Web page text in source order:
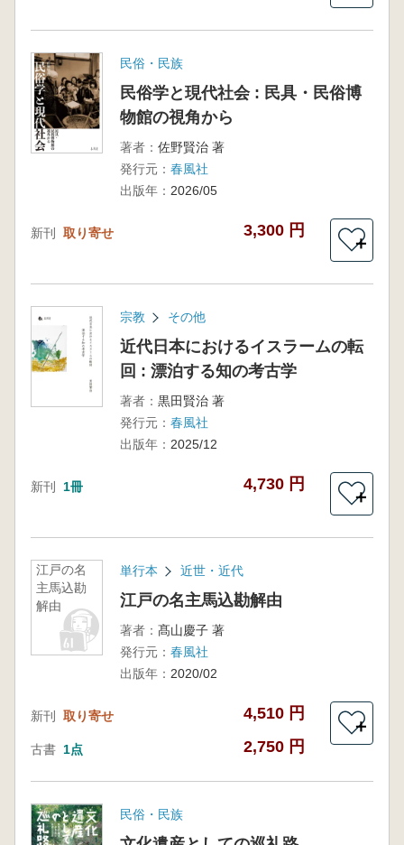
民俗・民族
民俗学と現代社会 : 民具・民俗博
物館の視角から
著者： 佐野賢治 著
発行元： 春風社
出版年： 2026/05
新刊 取り寄せ 3,300 円
＋
宗教 その他
近代日本におけるイスラームの転
回 : 漂泊する知の考古学
著者： 黒田賢治 著
発行元： 春風社
出版年： 2025/12
新刊 1冊 4,730 円
＋
江戸の名
主馬込勘
解由
単行本 近世・近代
江戸の名主馬込勘解由
著者： 髙山慶子 著
発行元： 春風社
出版年： 2020/02
新刊 取り寄せ 4,510 円
古書 1点 2,750 円
＋
民俗・民族